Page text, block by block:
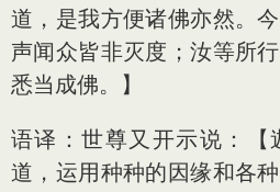
道，是我方便诸佛亦然。
声闻众皆非灭度；汝等所
悉当成佛。】
语译：世尊又开示说：【
道，运用种种的因缘和各